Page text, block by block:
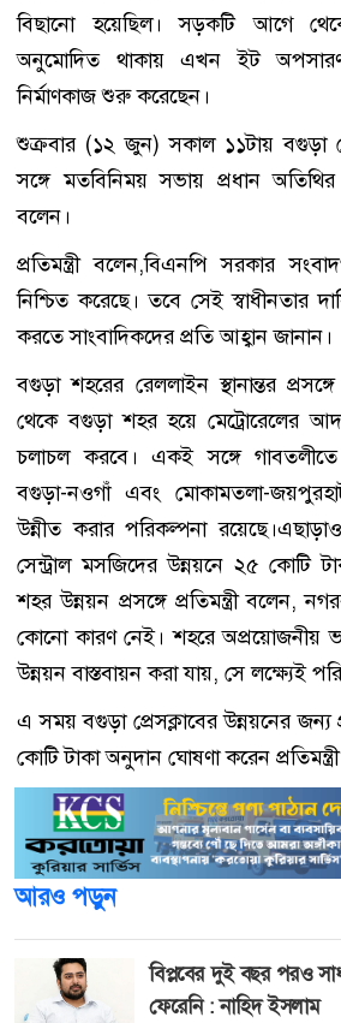
বিছানো হয়েছিল। সড়কটি আগে
অনুমোদিত থাকায় এখন ইট অপসারণ
নির্মাণকাজ শুরু করেছেন।
শুক্রবার (১২ জুন) সকাল ১১টায় বগুড়া
সঙ্গে মতবিনিময় সভায় প্রধান
বলেন।
প্রতিমন্ত্রী বলেন,বিএনপি সরকার
নিশ্চিত করেছে। তবে সেই স্বাধীনতার
করতে সাংবাদিকদের প্রতি আহ্বান জানান।
বগুড়া শহরের রেললাইন স্থানান্তর
থেকে বগুড়া শহর হয়ে মেট্রোরেলের
চলাচল করবে। একই সঙ্গে
বগুড়া-নওগাঁ এবং মোকামতলা-
উন্নীত করার পরিকল্পনা
সেন্ট্রাল মসজিদের উন্নয়নে ২৫ কোটি
শহর উন্নয়ন প্রসঙ্গে প্রতিমন্ত্রী বলেন,
কোনো কারণ নেই। শহরে অপ্রয়োজনীয়
উন্নয়ন বাস্তবায়ন করা যায়, সে লক্ষ্যেই
এ সময় বগুড়া প্রেসক্লাবের উন্নয়নের জন্য
কোটি টাকা অনুদান ঘোষণা করেন
আরও পড়ুন
বিপ্লবের দুই বছর পরও
ফেরেনি : নাহিদ ইসলাম